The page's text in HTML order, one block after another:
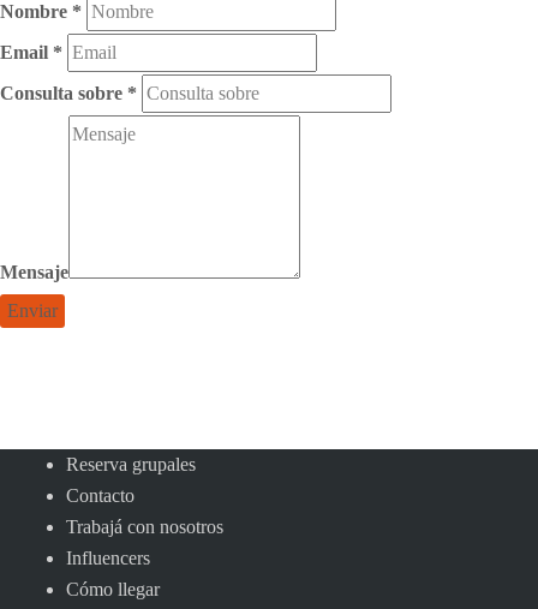
Nombre *
Email *
Consulta sobre *
Mensaje
Reserva grupales
Contacto
Trabajá con nosotros
Influencers
Cómo llegar